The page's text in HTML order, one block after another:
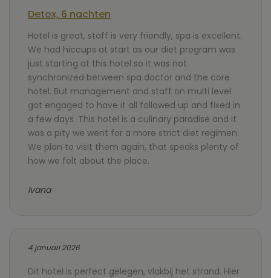
Detox, 6 nachten
Hotel is great, staff is very friendly, spa is excellent.
We had hiccups at start as our diet program was
just starting at this hotel so it was not
synchronized between spa doctor and the core
hotel. But management and staff on multi level
got engaged to have it all followed up and fixed in
a few days. This hotel is a culinary paradise and it
was a pity we went for a more strict diet regimen.
We plan to visit them again, that speaks plenty of
how we felt about the place.
Ivana
4 januari 2026
Dit hotel is perfect gelegen, vlakbij het strand. Hier